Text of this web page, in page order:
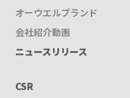
オーウエルブランド
会社紹介動画
ニュースリリース
CSR